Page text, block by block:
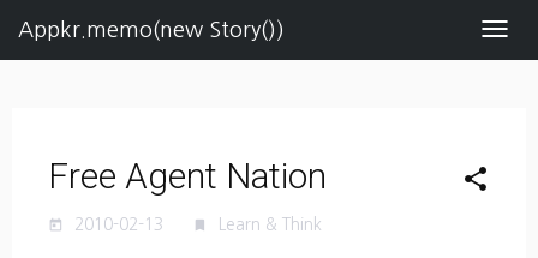
Appkr.memo(new Story())
Free Agent Nation share
today 2010-02-13 Learn & Think